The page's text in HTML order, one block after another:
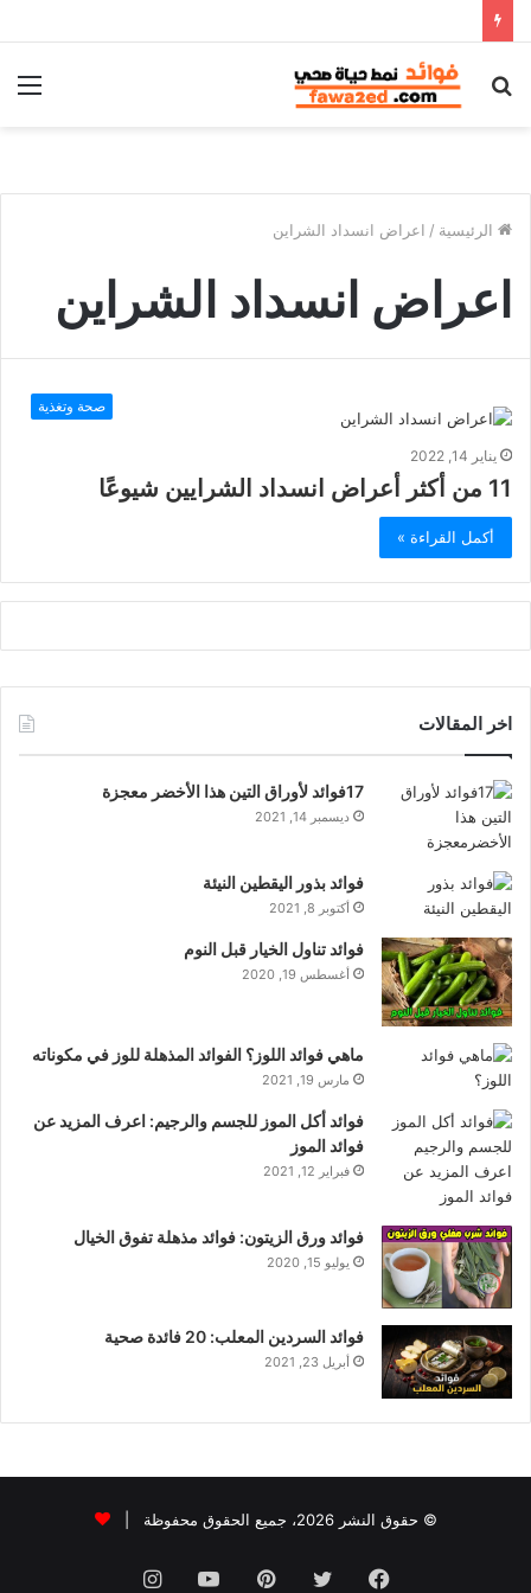
بحث
الرئيسية / اعراض انسداد الشراين
اعراض انسداد الشراين
صحة وتغذية
يناير 14, 2022
11 من أكثر أعراض انسداد الشرايين شيوعًا
أكمل القراءة »
اخر المقالات
17فوائد لأوراق التين هذا الأخضر معجزة
ديسمبر 14, 2021
فوائد بذور اليقطين النيئة
أكتوبر 8, 2021
فوائد تناول الخيار قبل النوم
أغسطس 19, 2020
ماهي فوائد اللوز؟ الفوائد المذهلة للوز في مكوناته
مارس 19, 2021
فوائد أكل الموز للجسم والرجيم: اعرف المزيد عن
فوائد الموز
فبراير 12, 2021
فوائد ورق الزيتون: فوائد مذهلة تفوق الخيال
يوليو 15, 2020
فوائد السردين المعلب: 20 فائدة صحية
أبريل 23, 2021
© حقوق النشر 2026، جميع الحقوق محفوظة |
فيسبوك تويتر بينتيريستيوتيوبانستقرام